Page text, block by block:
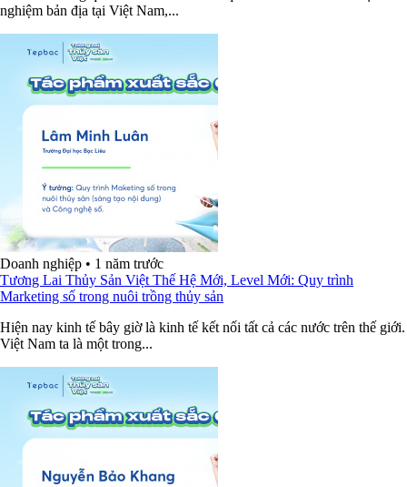
nghiệm bản địa tại Việt Nam,...
Doanh nghiệp • 1 năm trước
Tương Lai Thủy Sản Việt Thế Hệ Mới, Level Mới: Quy trình
Marketing số trong nuôi trồng thủy sản
Hiện nay kinh tế bây giờ là kinh tế kết nối tất cả các nước trên thế giới.
Việt Nam ta là một trong...